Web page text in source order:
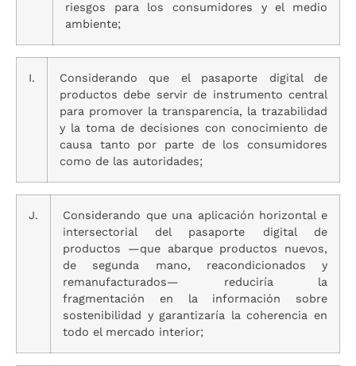
riesgos para los consumidores y el medio
ambiente;
I.
Considerando que el pasaporte digital de
productos debe servir de instrumento central
para promover la transparencia, la trazabilidad
y la toma de decisiones con conocimiento de
causa tanto por parte de los consumidores
como de las autoridades;
J.
Considerando que una aplicación horizontal e
intersectorial del pasaporte digital de
productos —que abarque productos nuevos,
de segunda mano, reacondicionados y
remanufacturados— reduciría la
fragmentación en la información sobre
sostenibilidad y garantizaría la coherencia en
todo el mercado interior;